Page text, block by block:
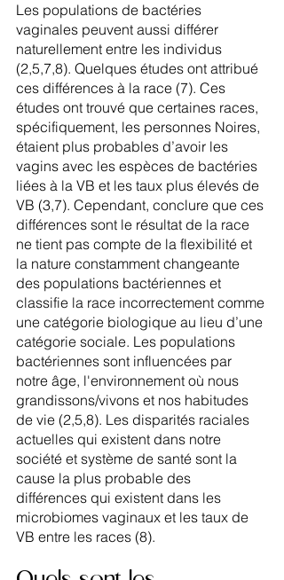
Les populations de bactéries
vaginales peuvent aussi différer
naturellement entre les individus
(2,5,7,8). Quelques études ont attribué
ces différences à la race (7). Ces
études ont trouvé que certaines races,
spécifiquement, les personnes Noires,
étaient plus probables d’avoir les
vagins avec les espèces de bactéries
liées à la VB et les taux plus élevés de
VB (3,7). Cependant, conclure que ces
différences sont le résultat de la race
ne tient pas compte de la flexibilité et
la nature constamment changeante
des populations bactériennes et
classifie la race incorrectement comme
une catégorie biologique au lieu d’une
catégorie sociale. Les populations
bactériennes sont influencées par
notre âge, l'environnement où nous
grandissons/vivons et nos habitudes
de vie (2,5,8). Les disparités raciales
actuelles qui existent dans notre
société et système de santé sont la
cause la plus probable des
différences qui existent dans les
microbiomes vaginaux et les taux de
VB entre les races (8).